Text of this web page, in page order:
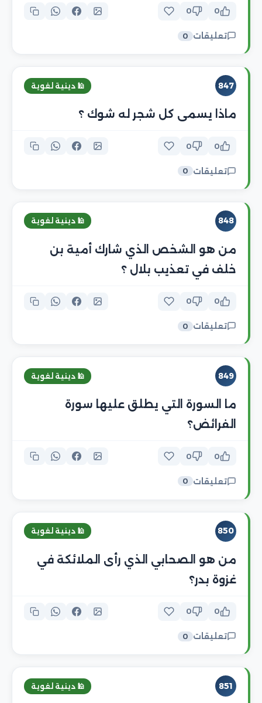
0
0
تعليقات 0
847 🕌 دينية لغوية
ماذا يسمى كل شجر له شوك ؟
0
0
تعليقات 0
848 🕌 دينية لغوية
من هو الشخص الذي شارك أمية بن
خلف في تعذيب بلال ؟
0
0
تعليقات 0
849 🕌 دينية لغوية
ما السورة التي يطلق عليها سورة
الفرائض؟
0
0
تعليقات 0
850 🕌 دينية لغوية
من هو الصحابي الذي رأى الملائكة في
غزوة بدر؟
0
0
تعليقات 0
851 🕌 دينية لغوية